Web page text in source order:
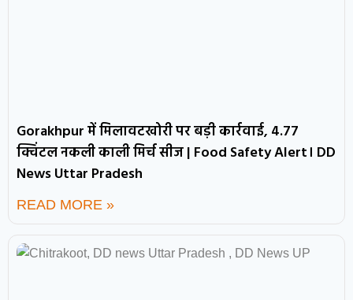
Gorakhpur में मिलावटखोरी पर बड़ी कार्रवाई, 4.77
क्विंटल नकली काली मिर्च सीज | Food Safety Alert। DD
News Uttar Pradesh
READ MORE »